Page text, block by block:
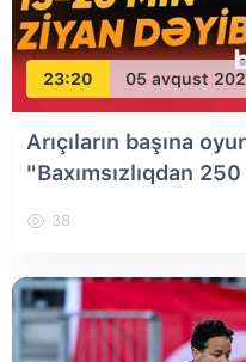
23:20 05 avqust
Arıçıların başına
"Baxımsızlıqdan
38